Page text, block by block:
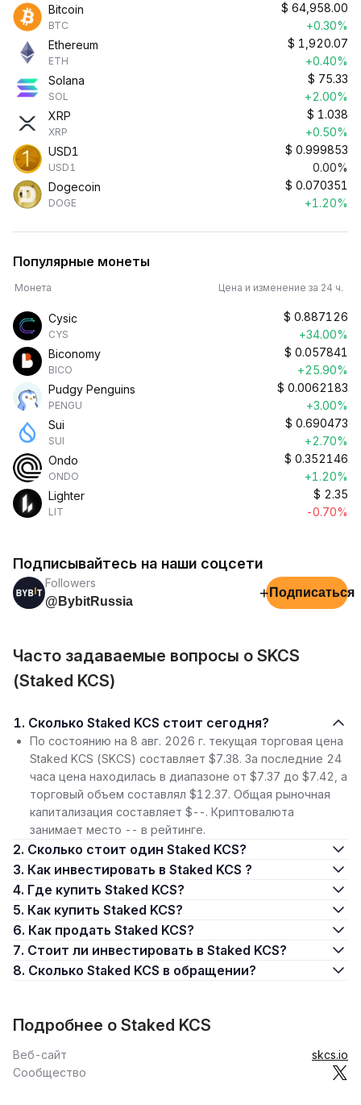
Bitcoin
BTC
$ 64,958.00
+0.30%
Ethereum
ETH
$ 1,920.07
+0.40%
Solana
SOL
$ 75.33
+2.00%
XRP
XRP
$ 1.038
+0.50%
USD1
USD1
$ 0.999853
0.00%
Dogecoin
DOGE
$ 0.070351
+1.20%
Популярные монеты
Монета Цена и изменение за 24 ч.
Cysic
CYS
$ 0.887126
+34.00%
Biconomy
BICO
$ 0.057841
+25.90%
Pudgy Penguins
PENGU
$ 0.0062183
+3.00%
Sui
SUI
$ 0.690473
+2.70%
Ondo
ONDO
$ 0.352146
+1.20%
Lighter
LIT
$ 2.35
-0.70%
Подписывайтесь на наши соцсети
Followers
@BybitRussia
+ Подписаться
Часто задаваемые вопросы о SKCS
(Staked KCS)
1. Сколько Staked KCS стоит сегодня?
По состоянию на 8 авг. 2026 г. текущая торговая цена
Staked KCS (SKCS) составляет $7.38. За последние 24
часа цена находилась в диапазоне от $7.37 до $7.42, а
торговый объем составлял $12.37. Общая рыночная
капитализация составляет $--. Криптовалюта
занимает место -- в рейтинге.
2. Сколько стоит один Staked KCS?
3. Как инвестировать в Staked KCS ?
4. Где купить Staked KCS?
5. Как купить Staked KCS?
6. Как продать Staked KCS?
7. Стоит ли инвестировать в Staked KCS?
8. Сколько Staked KCS в обращении?
Подробнее о Staked KCS
Веб-сайт
skcs.io
Сообщество